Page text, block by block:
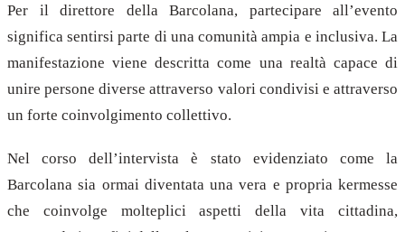
Per il direttore della Barcolana, partecipare all’evento
significa sentirsi parte di una comunità ampia e inclusiva. La
manifestazione viene descritta come una realtà capace di
unire persone diverse attraverso valori condivisi e attraverso
un forte coinvolgimento collettivo.
Nel corso dell’intervista è stato evidenziato come la
Barcolana sia ormai diventata una vera e propria kermesse
che coinvolge molteplici aspetti della vita cittadina,